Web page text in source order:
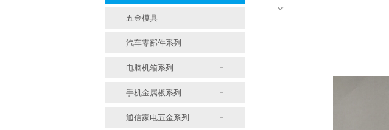
五金模具
汽车零部件系列
电脑机箱系列
手机金属板系列
通信家电五金系列